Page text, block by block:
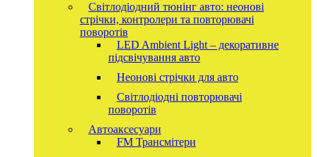
Світлодіодний тюнінг авто: неонові
стрічки, контролери та повторювачі
поворотів
LED Ambient Light – декоративне
підсвічування авто
Неонові стрічки для авто
Світлодіодні повторювачі
поворотів
Автоаксесуари
FM Трансмітери